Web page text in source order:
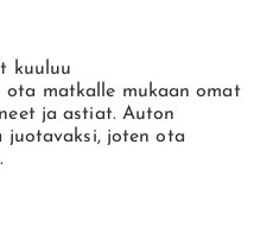
kuuluu
ota matkalle mukaan omat
ja astiat. Auton
juotavaksi, joten ota